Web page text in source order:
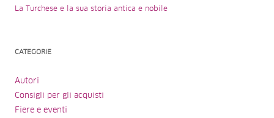
La Turchese e la sua storia antica e nobile
CATEGORIE
Autori
Consigli per gli acquisti
Fiere e eventi